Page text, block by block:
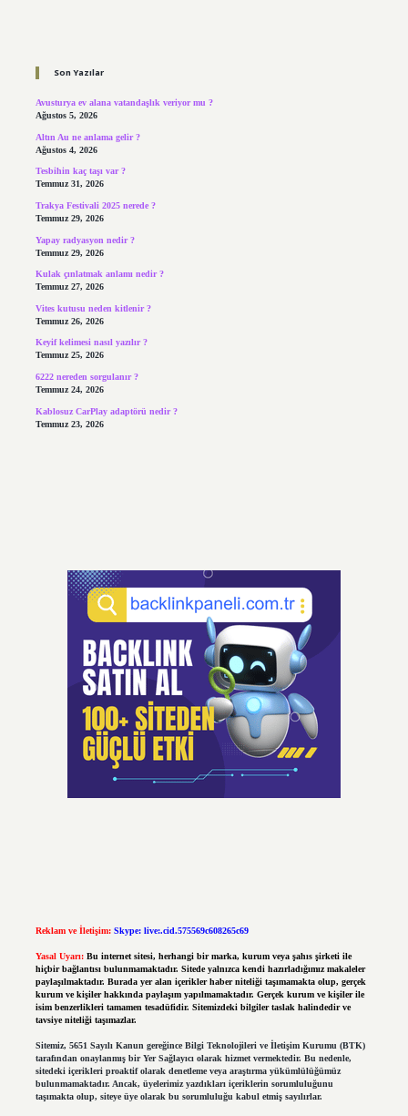
Son Yazılar
Avusturya ev alana vatandaşlık veriyor mu ?
Ağustos 5, 2026
Altın Au ne anlama gelir ?
Ağustos 4, 2026
Tesbihin kaç taşı var ?
Temmuz 31, 2026
Trakya Festivali 2025 nerede ?
Temmuz 29, 2026
Yapay radyasyon nedir ?
Temmuz 29, 2026
Kulak çınlatmak anlamı nedir ?
Temmuz 27, 2026
Vites kutusu neden kitlenir ?
Temmuz 26, 2026
Keyif kelimesi nasıl yazılır ?
Temmuz 25, 2026
6222 nereden sorgulanır ?
Temmuz 24, 2026
Kablosuz CarPlay adaptörü nedir ?
Temmuz 23, 2026
Reklam ve İletişim: Skype: live:.cid.575569c608265c69
Yasal Uyarı: Bu internet sitesi, herhangi bir marka, kurum veya şahıs şirketi ile
hiçbir bağlantısı bulunmamaktadır. Sitede yalnızca kendi hazırladığımız makaleler
paylaşılmaktadır. Burada yer alan içerikler haber niteliği taşımamakta olup, gerçek
kurum ve kişiler hakkında paylaşım yapılmamaktadır. Gerçek kurum ve kişiler ile
isim benzerlikleri tamamen tesadüfidir. Sitemizdeki bilgiler taslak halindedir ve
tavsiye niteliği taşımazlar.
Sitemiz, 5651 Sayılı Kanun gereğince Bilgi Teknolojileri ve İletişim Kurumu (BTK)
tarafından onaylanmış bir Yer Sağlayıcı olarak hizmet vermektedir. Bu nedenle,
sitedeki içerikleri proaktif olarak denetleme veya araştırma yükümlülüğümüz
bulunmamaktadır. Ancak, üyelerimiz yazdıkları içeriklerin sorumluluğunu
taşımakta olup, siteye üye olarak bu sorumluluğu kabul etmiş sayılırlar.